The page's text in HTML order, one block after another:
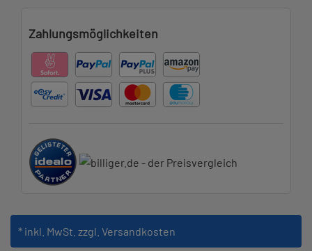
Zahlungsmöglichkeiten
* inkl. MwSt. zzgl. Versandkosten